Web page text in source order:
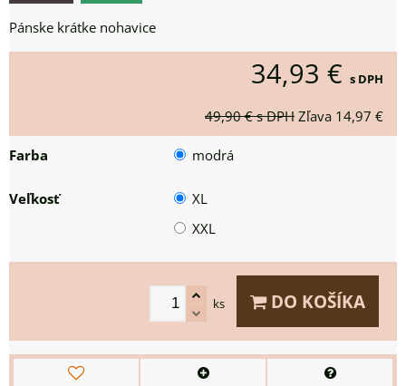
Pánske krátke nohavice
34,93 € s DPH
49,90 €s DPHZľava 14,97 €
Farba modrá
Veľkosť
XL
XXL
ks DO KOŠÍKA